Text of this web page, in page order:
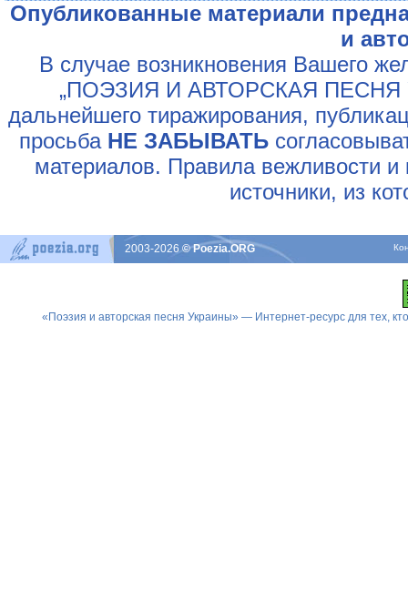
Опубликованные материали
и
В случае возникновения Вашего
„ПОЭЗИЯ И АВТОРСКАЯ ПЕСНЯ
дальнейшего тиражирования,
просьба НЕ ЗАБЫВАТЬ
материалов. Правила вежливости и
источники, из
2003-2026© Poezia.ORG
«Поэзия и авторская песня Украины» — Интернет-ресурс для тех,